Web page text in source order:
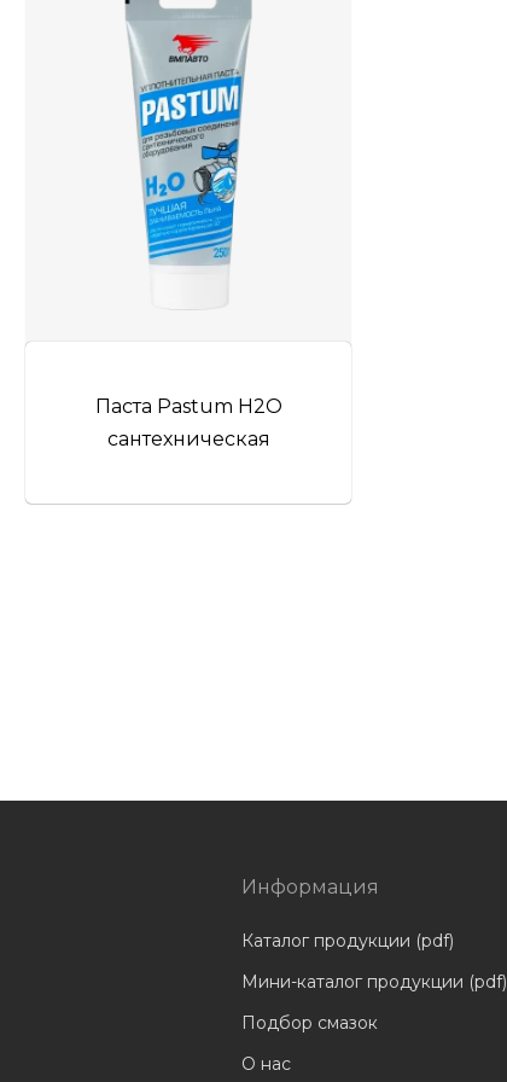
Паста Pastum H2O
сантехническая
Информация
Каталог продукции (pdf)
Мини-каталог продукции (pdf)
Подбор смазок
О нас